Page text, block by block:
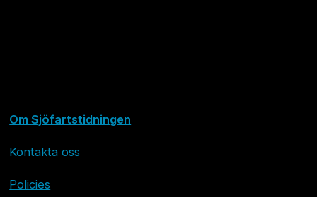
Om Sjöfartstidningen
Kontakta oss
Policies